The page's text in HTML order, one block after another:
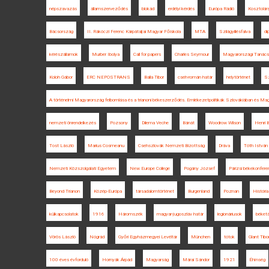
népszavazás államszerveződés blokád erdélyi kérdés Európa Rádió
Bácsország II. Rákóczi Ferenc Kárpátaljai Magyar Főiskola MTA Szilágyillésfalva
kérészállamok Murber Ibolya Call for papers Charles Seymour Magyarországi
Koloh Gábor ERC NEPOSTRANS Balla Tibor cseh-román határ helytörténet
A történelmi Magyarország felbomlása és a trianoni békeszerződés. Emlékezetpolitikák Szlovákiában és
nemzeti önrendelkezés Pozsony Dilema Veche Bánát Woodrow Wilson Henri
Tost László Marius Cosmeanu Csehszlovák Nemzeti Bizottság Dráva Tóth István
Nemzeti Közszolgálati Egyetem New Europe College Pogány József Párizsi
Beyond Trianon Közép-Európa társadalomtörténet Burgenland Poznan História
külkapcsolatok 1916 Háromszék magyar-jugoszláv határ legionáriusok
Vörös László Nógrád Győri Egyházmegyei Levéltár München tótok Glant Tibor
100 éves évforduló Hornyák Árpád Magyarság Márai Sándor 1921 Éhínség